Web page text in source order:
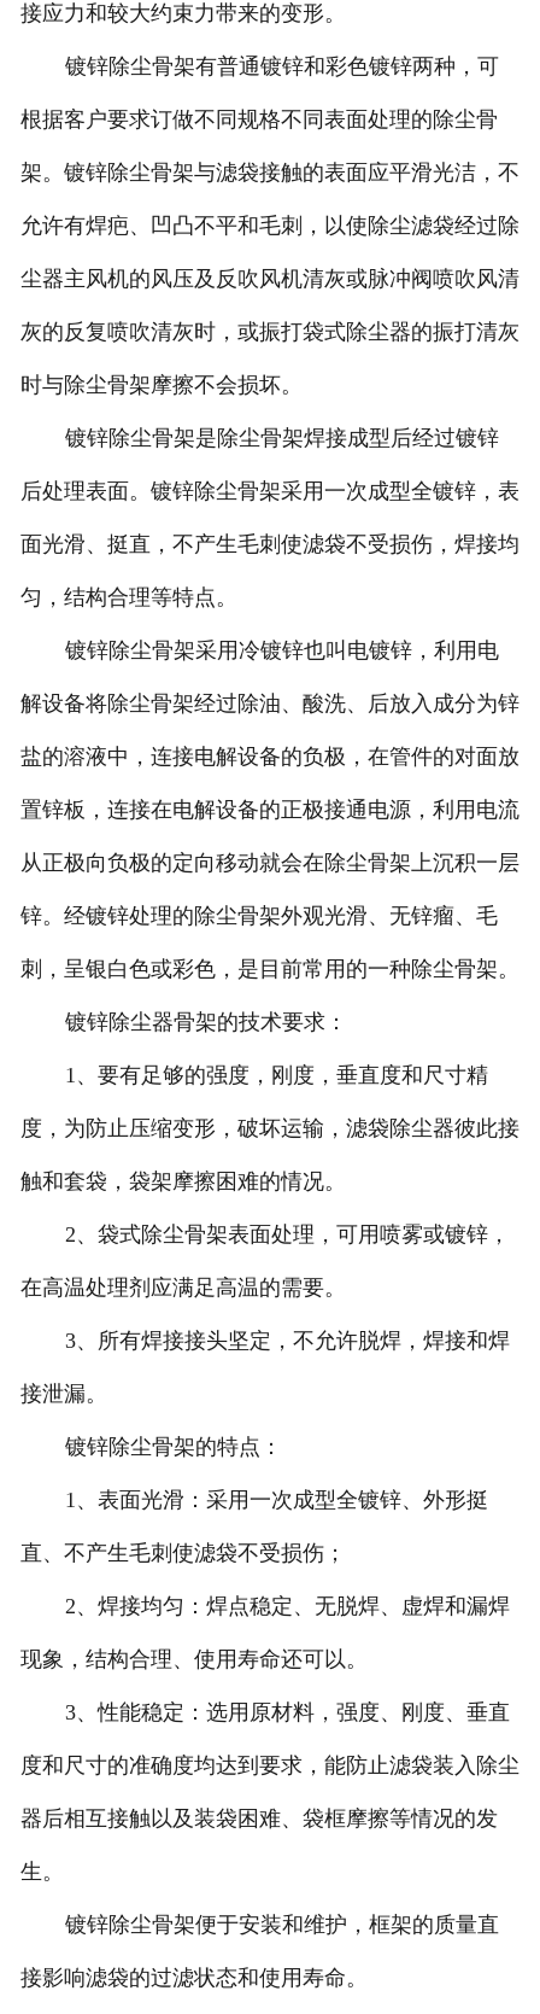
接应力和较大约束力带来的变形。
镀锌除尘骨架有普通镀锌和彩色镀锌两种，可
根据客户要求订做不同规格不同表面处理的除尘骨
架。镀锌除尘骨架与滤袋接触的表面应平滑光洁，不
允许有焊疤、凹凸不平和毛刺，以使除尘滤袋经过除
尘器主风机的风压及反吹风机清灰或脉冲阀喷吹风清
灰的反复喷吹清灰时，或振打袋式除尘器的振打清灰
时与除尘骨架摩擦不会损坏。
镀锌除尘骨架是除尘骨架焊接成型后经过镀锌
后处理表面。镀锌除尘骨架采用一次成型全镀锌，表
面光滑、挺直，不产生毛刺使滤袋不受损伤，焊接均
匀，结构合理等特点。
镀锌除尘骨架采用冷镀锌也叫电镀锌，利用电
解设备将除尘骨架经过除油、酸洗、后放入成分为锌
盐的溶液中，连接电解设备的负极，在管件的对面放
置锌板，连接在电解设备的正极接通电源，利用电流
从正极向负极的定向移动就会在除尘骨架上沉积一层
锌。经镀锌处理的除尘骨架外观光滑、无锌瘤、毛
刺，呈银白色或彩色，是目前常用的一种除尘骨架。
镀锌除尘器骨架的技术要求：
1、要有足够的强度，刚度，垂直度和尺寸精
度，为防止压缩变形，破坏运输，滤袋除尘器彼此接
触和套袋，袋架摩擦困难的情况。
2、袋式除尘骨架表面处理，可用喷雾或镀锌，
在高温处理剂应满足高温的需要。
3、所有焊接接头坚定，不允许脱焊，焊接和焊
接泄漏。
镀锌除尘骨架的特点：
1、表面光滑：采用一次成型全镀锌、外形挺
直、不产生毛刺使滤袋不受损伤；
2、焊接均匀：焊点稳定、无脱焊、虚焊和漏焊
现象，结构合理、使用寿命还可以。
3、性能稳定：选用原材料，强度、刚度、垂直
度和尺寸的准确度均达到要求，能防止滤袋装入除尘
器后相互接触以及装袋困难、袋框摩擦等情况的发
生。
镀锌除尘骨架便于安装和维护，框架的质量直
接影响滤袋的过滤状态和使用寿命。